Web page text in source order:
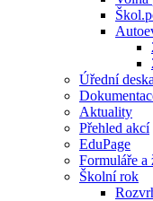
Úřední deska
Aktuality
Přehled akcí
EduPage
Formuláře a
Školní rok